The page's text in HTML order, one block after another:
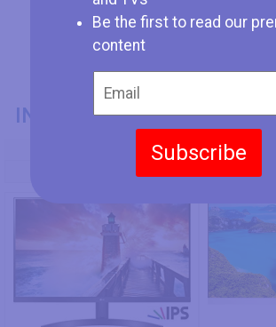
Be the first to read our
content
Subscribe
INFORMATIONS
Numéro de Modèle